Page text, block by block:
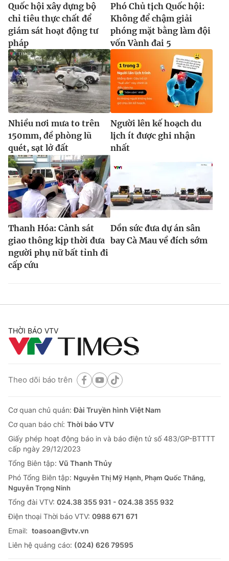
Quốc hội xây dựng bộ
chỉ tiêu thực chất để
giám sát hoạt động tư
pháp
Phó Chủ tịch Quốc hội:
Không để chậm giải
phóng mặt bằng làm đội
vốn Vành đai 5
Nhiều nơi mưa to trên
150mm, đề phòng lũ
quét, sạt lở đất
Người lên kế hoạch du
lịch ít được ghi nhận
nhất
Thanh Hóa: Cảnh sát
giao thông kịp thời đưa
người phụ nữ bất tỉnh đi
cấp cứu
Dồn sức đưa dự án sân
bay Cà Mau về đích sớm
THỜI BÁO VTV
Theo dõi báo trên
Cơ quan chủ quản:Đài Truyền hình Việt Nam
Cơ quan báo chí: Thời báo VTV
Giấy phép hoạt động báo in và báo điện tử số 483/GP-BTTTT
cấp ngày 29/12/2023
Tổng Biên tập: Vũ Thanh Thủy
Phó Tổng Biên tập: Nguyễn Thị Mỹ Hạnh, Phạm Quốc Thắng,
Nguyễn Trọng Ninh
Tổng đài VTV: 024.38 355 931 - 024.38 355 932
Ðiện thoại Thời báo VTV: 0988 671 671
Email: toasoan@vtv.vn
Liên hệ quảng cáo: (024) 626 79595